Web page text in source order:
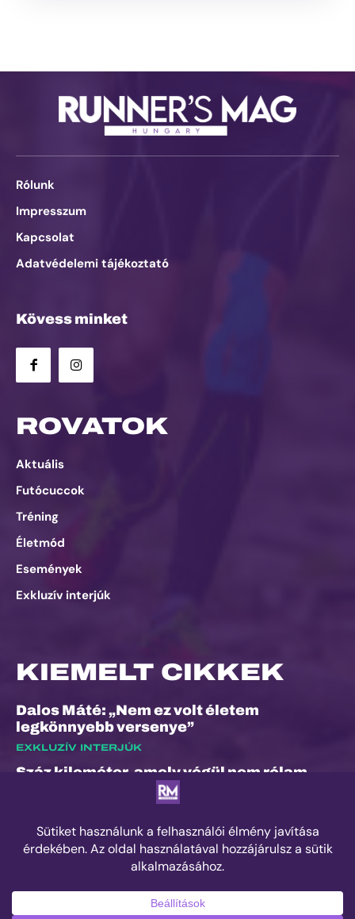
Rólunk
Impresszum
Kapcsolat
Adatvédelemi tájékoztató
Kövess minket
ROVATOK
Aktuális
Futócuccok
Tréning
Életmód
Események
Exkluzív interjúk
KIEMELT CIKKEK
Dalos Máté: „Nem ez volt életem
legkönnyebb versenye”
EXKLUZÍV INTERJÚK
Száz kilométer, amely végül nem rólam
Kilian Jornet hiánya sem törheti meg a
Sierre-Zinal varázsát, izgalmas verseny
jöhet a négyezres csúcsok között
ESEMÉNYEK